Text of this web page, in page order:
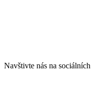
Navštivte nás na